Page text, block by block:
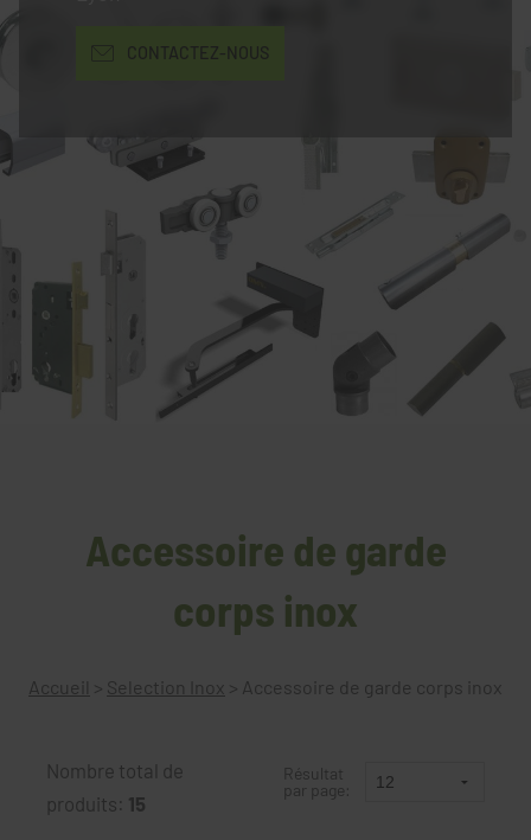
CONTACTEZ-NOUS
Accessoire de garde
corps inox
Accueil > Selection Inox > Accessoire de garde corps inox
Nombre total de
produits: 15
Résultat
par page: